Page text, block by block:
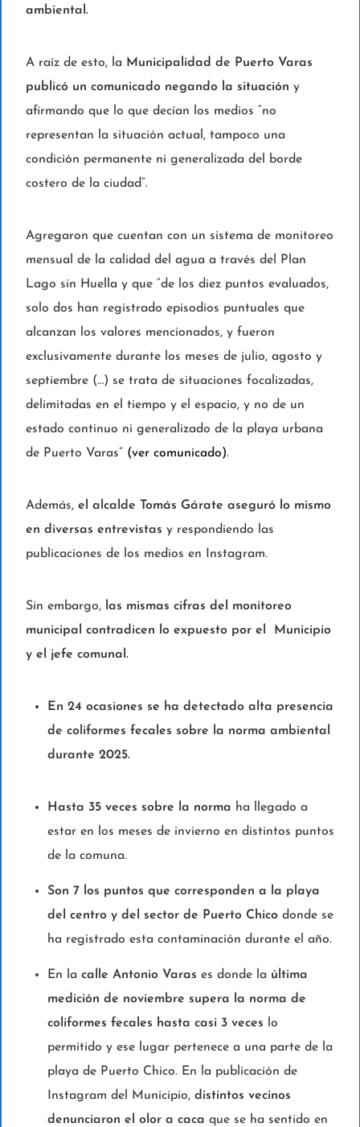
ambiental.
A raíz de esto, la Municipalidad de Puerto Varas
publicó un comunicado negando la situación y
afirmando que lo que decían los medios “no
representan la situación actual, tampoco una
condición permanente ni generalizada del borde
costero de la ciudad”.
Agregaron que cuentan con un sistema de monitoreo
mensual de la calidad del agua a través del Plan
Lago sin Huella y que “de los diez puntos evaluados,
solo dos han registrado episodios puntuales que
alcanzan los valores mencionados, y fueron
exclusivamente durante los meses de julio, agosto y
septiembre (…) se trata de situaciones focalizadas,
delimitadas en el tiempo y el espacio, y no de un
estado continuo ni generalizado de la playa urbana
de Puerto Varas” (ver comunicado).
Además, el alcalde Tomás Gárate aseguró lo mismo
en diversas entrevistas y respondiendo las
publicaciones de los medios en Instagram.
Sin embargo, las mismas cifras del monitoreo
municipal contradicen lo expuesto por el Municipio
y el jefe comunal.
En 24 ocasiones se ha detectado alta presencia
de coliformes fecales sobre la norma ambiental
durante 2025.
Hasta 35 veces sobre la norma ha llegado a
estar en los meses de invierno en distintos puntos
de la comuna.
Son 7 los puntos que corresponden a la playa
del centro y del sector de Puerto Chico donde se
ha registrado esta contaminación durante el año.
En lacalle Antonio Varas es donde la última
medición de noviembre supera la norma de
coliformes fecales hasta casi 3 veces lo
permitido y ese lugar pertenece a una parte de la
playa de Puerto Chico. En la publicación de
Instagram del Municipio,distintos vecinos
denunciaron el olor a cacaque se ha sentido en